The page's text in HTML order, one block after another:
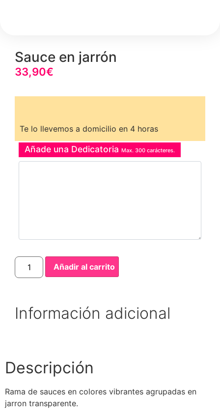
Sauce en jarrón
33,90€
Te lo llevemos a domicilio en 4 horas
Añade una Dedicatoria Max. 300 carácteres.
Añadir al carrito
Información adicional
Descripción
Rama de sauces en colores vibrantes agrupadas en
jarron transparente.